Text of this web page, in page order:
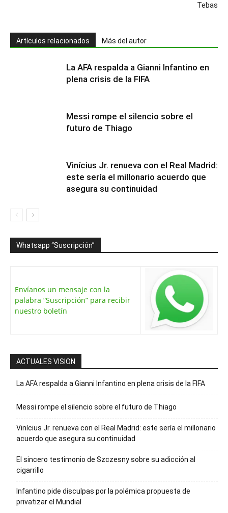
Tebas
Artículos relacionados Más del autor
La AFA respalda a Gianni Infantino en
plena crisis de la FIFA
Messi rompe el silencio sobre el
futuro de Thiago
Vinícius Jr. renueva con el Real Madrid:
este sería el millonario acuerdo que
asegura su continuidad
Whatsapp “Suscripción”
Envíanos un mensaje con la
palabra “Suscripción” para recibir
nuestro boletín
ACTUALES VISION
La AFA respalda a Gianni Infantino en plena crisis de la FIFA
Messi rompe el silencio sobre el futuro de Thiago
Vinícius Jr. renueva con el Real Madrid: este sería el millonario
acuerdo que asegura su continuidad
El sincero testimonio de Szczesny sobre su adicción al
cigarrillo
Infantino pide disculpas por la polémica propuesta de
privatizar el Mundial